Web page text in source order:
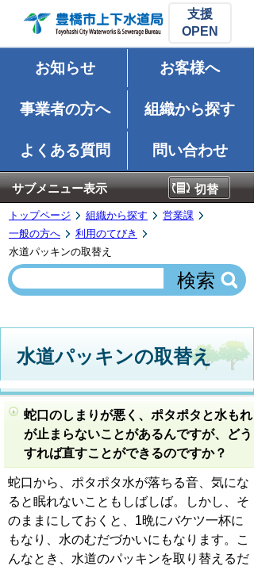
支援
お知らせ お客様へ
事業者の方へ 組織から探す
よくある質問 問い合わせ
サブメニュー表示 切替
トップページ 組織から探す
営業課
一般の方へ
利用のてびき
水道パッキンの取替え
水道パッキンの取替え
蛇口のしまりが悪く、ポタポタと水もれ
が止まらないことがあるんですが、どう
すれば直すことができるのですか？
蛇口から、ポタポタ水が落ちる音、気にな
ると眠れないこともしばしば。しかし、そ
のままにしておくと、1晩にバケツ一杯に
もなり、水のむだづかいにもなります。こ
んなとき、水道のパッキンを取り替えるだ